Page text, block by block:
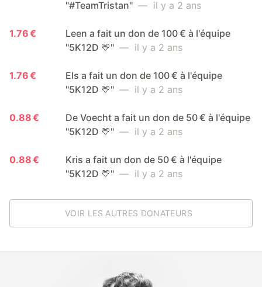
"#TeamTristan" — il y a 2 ans
1.76 €
Leen a fait un don de 100 € à l'équipe
"5K12D 💛" — il y a 2 ans
1.76 €
Els a fait un don de 100 € à l'équipe
"5K12D 💛" — il y a 2 ans
0.88 €
De Voecht a fait un don de 50 € à l'équipe
"5K12D 💛" — il y a 2 ans
0.88 €
Kris a fait un don de 50 € à l'équipe
"5K12D 💛" — il y a 2 ans
VOIR LES AUTRES DONATEURS